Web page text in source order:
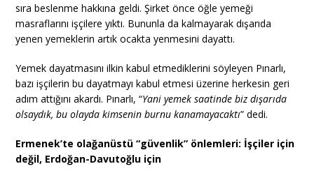
sıra beslenme hakkına geldi. Şirket önce öğle yemeği
masraflarını işçilere yıktı. Bununla da kalmayarak dışarıda
yenen yemeklerin artık ocakta yenmesini dayattı.
Yemek dayatmasını ilkin kabul etmediklerini söyleyen Pınarlı,
bazı işçilerin bu dayatmayı kabul etmesi üzerine herkesin geri
adım attığını akardı. Pınarlı, “Yani yemek saatinde biz dışarıda
olsaydık, bu olayda kimsenin burnu kanamayacaktı” dedi.
Ermenek’te olağanüstü “güvenlik” önlemleri: İşçiler için
değil, Erdoğan-Davutoğlu için